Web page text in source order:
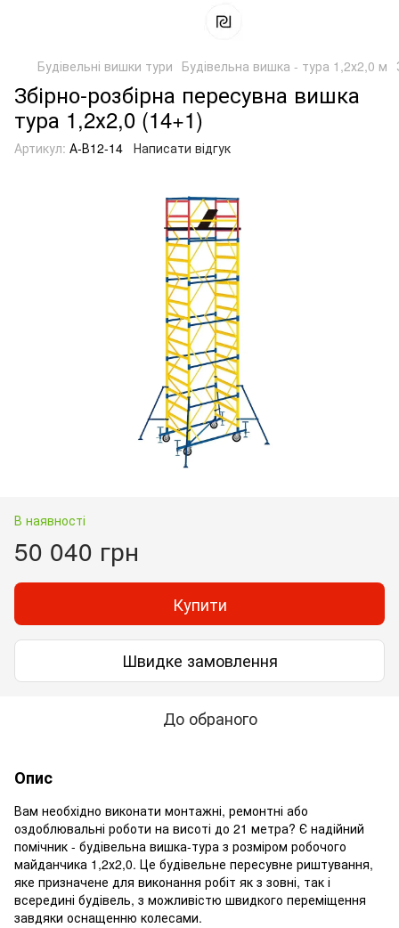
Будівельні вишки тури Будівельна вишка - тура 1,2х2,0 м
Збірно-розбірна пересувна вишка
тура 1,2х2,0 (14+1)
Артикул: А-В12-14 Написати відгук
В наявності
50 040 грн
Купити
Швидке замовлення
До обраного
Опис
Вам необхідно виконати монтажні, ремонтні або
оздоблювальні роботи на висоті до 21 метра? Є надійний
помічник - будівельна вишка-тура з розміром робочого
майданчика 1,2х2,0. Це будівельне пересувне риштування,
яке призначене для виконання робіт як з зовні, так і
всередині будівель, з можливістю швидкого переміщення
завдяки оснащенню колесами.